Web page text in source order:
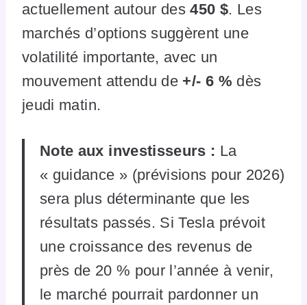
actuellement autour des450 $. Les
marchés d’options suggèrent une
volatilité importante, avec un
mouvement attendu de +/- 6 % dès
jeudi matin.
Note aux investisseurs : La
« guidance » (prévisions pour 2026)
sera plus déterminante que les
résultats passés. Si Tesla prévoit
une croissance des revenus de
près de 20 % pour l’année à venir,
le marché pourrait pardonner un